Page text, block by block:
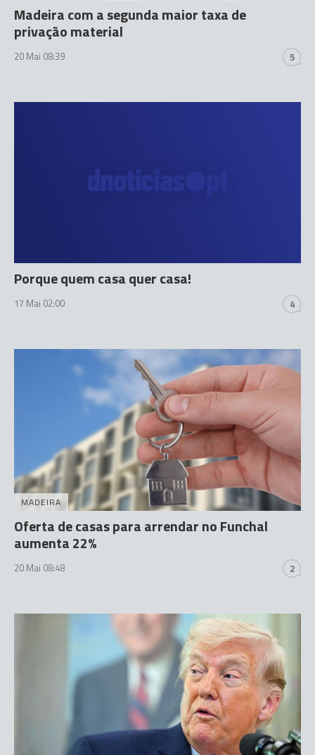
Madeira com a segunda maior taxa de
privação material
20 Mai 08:39 5
Porque quem casa quer casa!
17 Mai 02:00 4
MADEIRA
Oferta de casas para arrendar no Funchal
aumenta 22%
20 Mai 08:48 2